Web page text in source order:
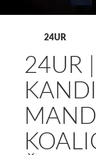
24UR
24UR